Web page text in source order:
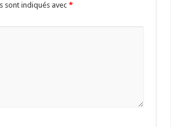
sont indiqués avec *